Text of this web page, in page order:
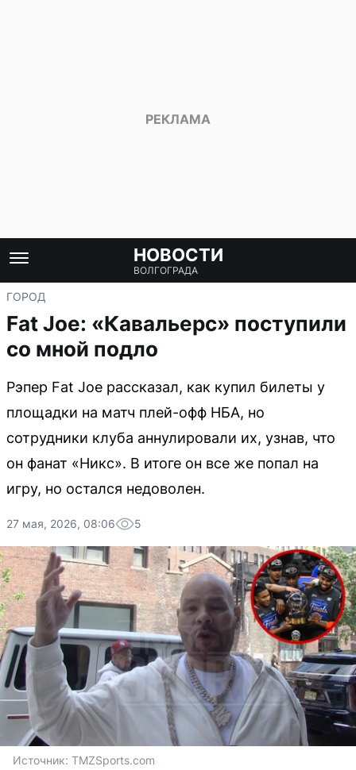
НОВОСТИ
ВОЛГОГРАДА
ГОРОД
Fat Joe: «Кавальерс» поступили
со мной подло
Рэпер Fat Joe рассказал, как купил билеты у
площадки на матч плей-офф НБА, но
сотрудники клуба аннулировали их, узнав, что
он фанат «Никс». В итоге он все же попал на
игру, но остался недоволен.
27 мая, 2026, 08:06 5
Источник: TMZSports.com